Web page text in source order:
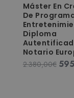
Máster En
De
Diploma
Notario
2.380,00€ El